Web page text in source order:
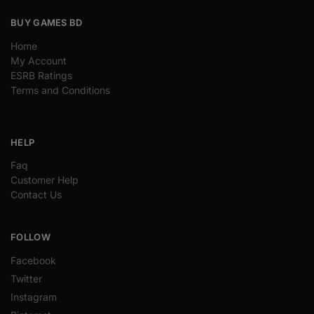
BUY GAMES BD
Home
My Account
ESRB Ratings
Terms and Conditions
HELP
Faq
Customer Help
Contact Us
FOLLOW
Facebook
Twitter
Instagram